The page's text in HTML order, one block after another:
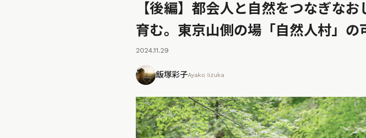
【後編】都会人と自然をつなぎな
育む。東京山側の場「自然人村」の
2024.11.29
飯塚彩子Ayako Iizuka